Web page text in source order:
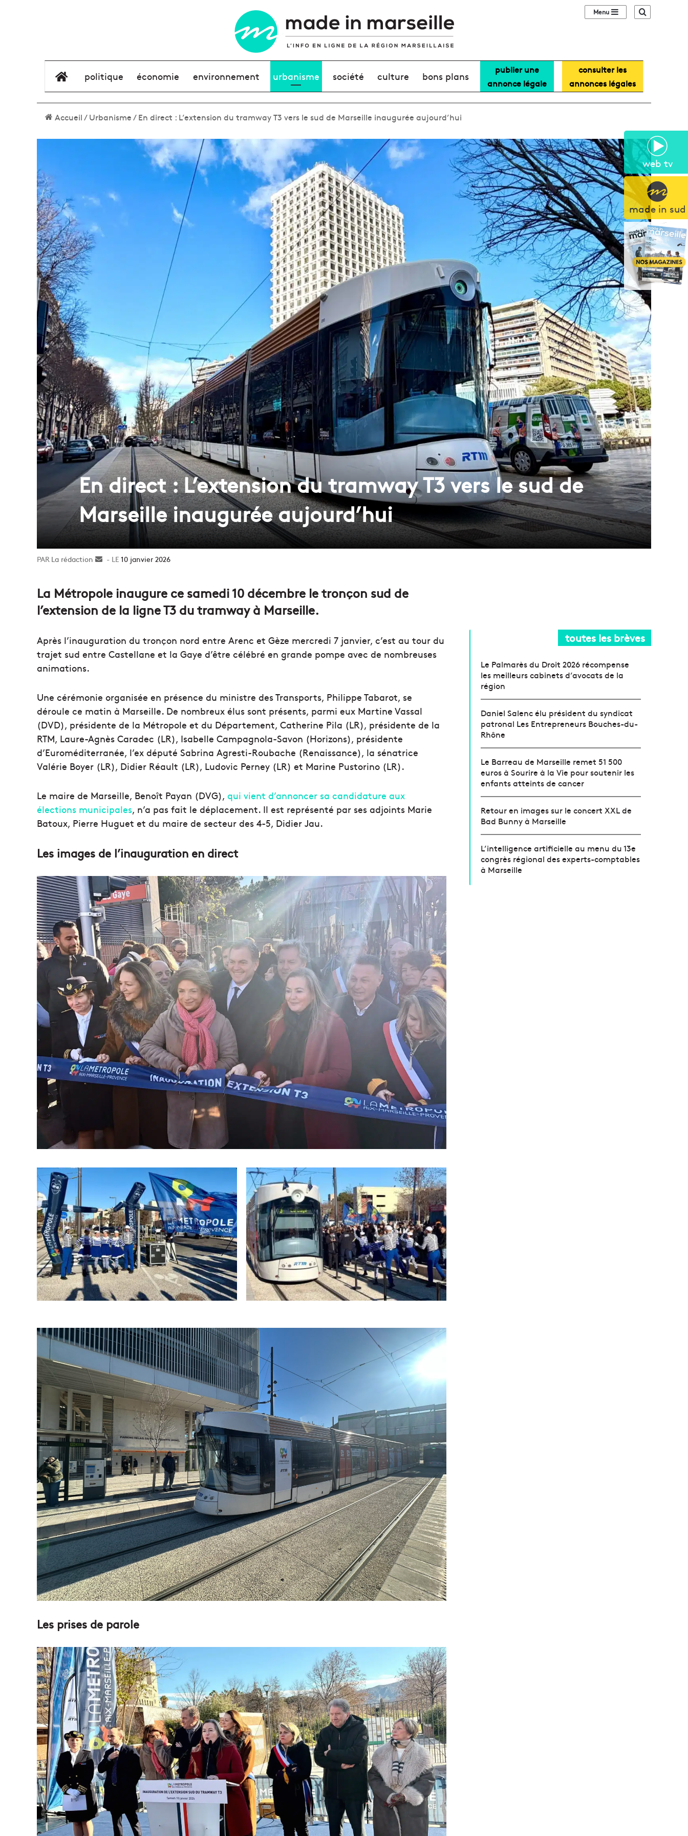
web tv
made in sud
Sidebar (barre
élément de menu
politique économie environnement urbanisme société culture bons plans
publier une
annonce légale
consulter les
annonces légales
Accueil/Urbanisme/En direct : L’extension du tramway T3 vers le sud de Marseille inaugurée aujourd’hui
En direct : L’extension du tramway T3 vers le sud de
Marseille inaugurée aujourd’hui
La rédaction
Envoyer10 janvier 2026
La Métropole inaugure ce samedi 10 décembre le tronçon sud de
l’extension de la ligne T3 du tramway à Marseille.
Après l’inauguration du tronçon nord entre Arenc et Gèze mercredi 7 janvier, c’est au tour du
trajet sud entre Castellane et la Gaye d’être célébré en grande pompe avec de nombreuses
animations.
Une cérémonie organisée en présence du ministre des Transports, Philippe Tabarot, se
déroule ce matin à Marseille. De nombreux élus sont présents, parmi eux Martine Vassal
(DVD), présidente de la Métropole et du Département, Catherine Pila (LR), présidente de la
RTM, Laure-Agnès Caradec (LR), Isabelle Campagnola-Savon (Horizons), présidente
d’Euroméditerranée, l’ex député Sabrina Agresti-Roubache (Renaissance), la sénatrice
Valérie Boyer (LR), Didier Réault (LR), Ludovic Perney (LR) et Marine Pustorino (LR).
Le maire de Marseille, Benoît Payan (DVG), qui vient d’annoncer sa candidature aux
élections municipales, n’a pas fait le déplacement. Il est représenté par ses adjoints Marie
Batoux, Pierre Huguet et du maire de secteur des 4-5, Didier Jau.
Les images de l’inauguration en direct
Les prises de parole
toutes les brèves
Le Palmarès du Droit 2026 récompense
les meilleurs cabinets d’avocats de la
région
Daniel Salenc élu président du syndicat
patronal Les Entrepreneurs Bouches-du-
Rhône
Le Barreau de Marseille remet 51 500
euros à Sourire à la Vie pour soutenir les
enfants atteints de cancer
Retour en images sur le concert XXL de
Bad Bunny à Marseille
L’intelligence artificielle au menu du 13e
congrès régional des experts-comptables
à Marseille